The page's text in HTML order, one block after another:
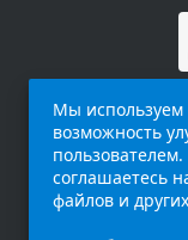
Мы используем
возможность
соглашаетесь
файлов и